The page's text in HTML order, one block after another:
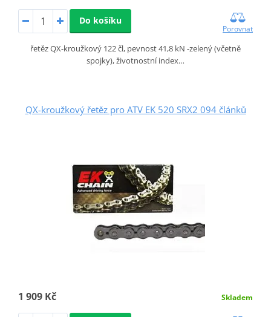
Do košíku
Porovnat
řetěz QX-kroužkový 122 čl, pevnost 41,8 kN -zelený (včetně
spojky), životnostní index…
QX-kroužkový řetěz pro ATV EK 520 SRX2 094 článků
1 909 Kč Skladem